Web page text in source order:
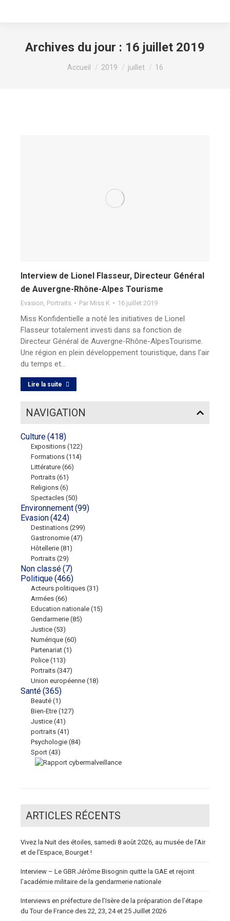
Archives du jour : 16 juillet 2019
Vous êtes ici :
Accueil 2019 juillet 16
Interview de Lionel Flasseur, Directeur Général
de Auvergne-Rhône-Alpes Tourisme
Evasion Portraits Par Miss K 16 juillet 2019
Miss Konfidentielle a noté les initiatives de Lionel
Flasseur totalement investi dans sa fonction de
Directeur Général de Auvergne-Rhône-AlpesTourisme.
Une région en plein développement touristique, dans l’air
du temps et…
Lire la suite
NAVIGATION
Culture(418)
Expositions (122)
Formations (114)
Littérature (66)
Portraits (61)
Religions (6)
Spectacles (50)
Environnement(99)
Evasion(424)
Destinations (299)
Gastronomie (47)
Hôtellerie (81)
Portraits (29)
Non classé(7)
Politique(466)
Acteurs politiques (31)
Armées (66)
Education nationale (15)
Gendarmerie (85)
Justice (53)
Numérique (60)
Partenariat (1)
Police (113)
Portraits (347)
Union européenne (18)
Santé(365)
Beauté (1)
Bien-Etre (127)
Justice (41)
portraits (41)
Psychologie (84)
Sport (43)
ARTICLES RÉCENTS
Vivez la Nuit des étoiles, samedi 8 août 2026, au musée de l’Air
et de l’Espace, Bourget !
Interview – Le GBR Jérôme Bisognin quitte la GAE et rejoint
l’académie militaire de la gendarmerie nationale
Interviews en préfecture de l’Isère de la préparation de l’étape
du Tour de France des 22, 23, 24 et 25 Juillet 2026